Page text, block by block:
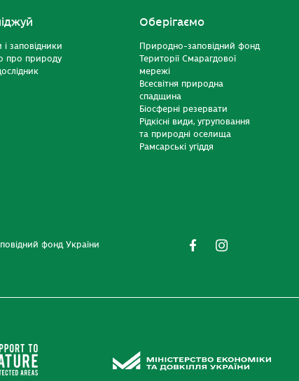
заповідники
про природу
Оберігаємо
Природно-заповідний фонд
Території Смарагдової
мережі
Всесвітня природна
спадщина
Біосферні резервати
Рідкісні види, угруповання
та природні оселища
Рамсарські угіддя
фонд України